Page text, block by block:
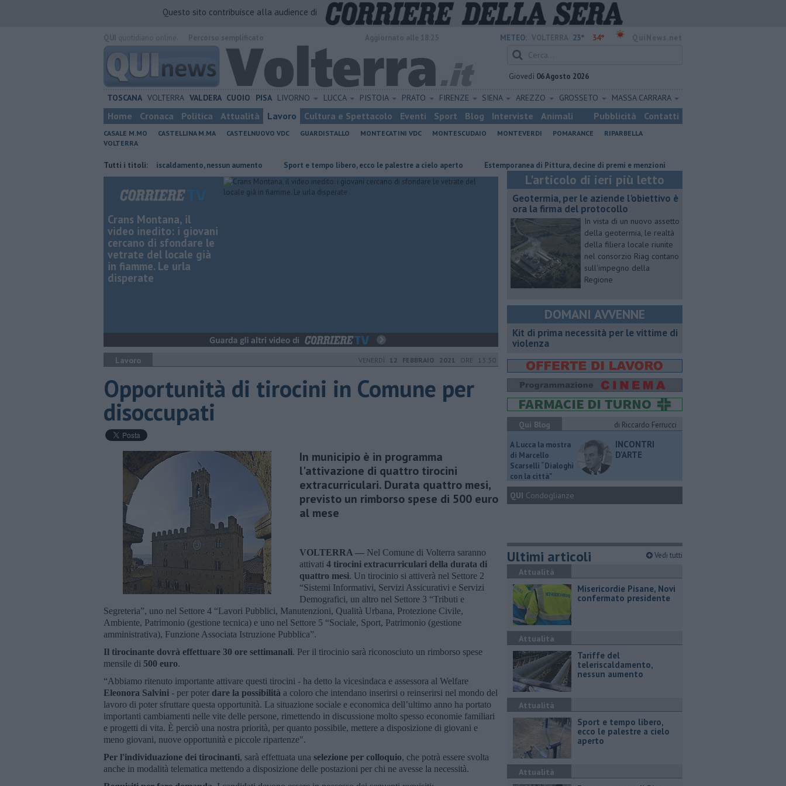
Questo sito contribuisce alla audience di
METEO: 23° 34°
Giovedì 06 Agosto 2026
TOSCANA VOLTERRA VALDERA CUOIO PISA LIVORNO LUCCA PISTOIA PRATO FIRENZE SIENA AREZZO GROSSETO MASSA CARRARA
Home Cronaca Politica Attualità Lavoro Cultura e Spettacolo Eventi Sport Blog Interviste Animali Pubblicità Contatti
CASALE M.MO CASTELLINA M.MA CASTELNUOVO VDC GUARDISTALLO MONTECATINI VDC MONTESCUDAIO MONTEVERDI POMARANCE
RIPARBELLA
VOLTERRA
Tutti i titoli:
Tariffe del teleriscaldamento, nessun aumento Sport e tempo libero, ecco le palestre a cielo aperto Estemporanea di Pittura, decine di premi e menzioni Misericordie Pisane, Novi confermato
Crans Montana, il
video inedito: i giovani
cercano di sfondare le
vetrate del locale già
in fiamme. Le urla
disperate
Lavoro VENERDÌ 12 FEBBRAIO 2021 ORE 13:30
Opportunità di tirocini in Comune per
disoccupati
In municipio è in programma
l'attivazione di quattro tirocini
extracurriculari. Durata quattro mesi,
previsto un rimborso spese di 500 euro
al mese
VOLTERRA — Nel Comune di Volterra saranno
attivati 4 tirocini extracurriculari della durata di
quattro mesi. Un tirocinio si attiverà nel Settore 2
“Sistemi Informativi, Servizi Assicurativi e Servizi
Demografici, un altro nel Settore 3 “Tributi e
Segreteria”, uno nel Settore 4 “Lavori Pubblici, Manutenzioni, Qualità Urbana, Protezione Civile,
Ambiente, Patrimonio (gestione tecnica) e uno nel Settore 5 “Sociale, Sport, Patrimonio (gestione
amministrativa), Funzione Associata Istruzione Pubblica”.
Il tirocinante dovrà effettuare 30 ore settimanali. Per il tirocinio sarà riconosciuto un rimborso spese
mensile di 500 euro.
“Abbiamo ritenuto importante attivare questi tirocini - ha detto la vicesindaca e assessora al Welfare
Eleonora Salvini - per poter dare la possibilità a coloro che intendano inserirsi o reinserirsi nel mondo del
lavoro di poter sfruttare questa opportunità. La situazione sociale e economica dell’ultimo anno ha portato
importanti cambiamenti nelle vite delle persone, rimettendo in discussione molto spesso economie familiari
e progetti di vita. È perciò una nostra priorità, per quanto possibile, mettere a disposizione di giovani e
meno giovani, nuove opportunità e piccole ripartenze".
Per l'individuazione dei tirocinanti, sarà effettuata una selezione per colloquio, che potrà essere svolta
anche in modalità telematica mettendo a disposizione delle postazioni per chi ne avesse la necessità.
L'articolo di ieri più letto
Geotermia, per le aziende l'obiettivo è
ora la firma del protocollo
In vista di un nuovo assetto
della geotermia, le realtà
della filiera locale riunite
nel consorzio Riag contano
sull'impegno della
Regione
DOMANI AVVENNE
Kit di prima necessità per le vittime di
violenza
Qui Blog
di Riccardo Ferrucci
A Lucca la mostra
di Marcello
Scarselli “Dialoghi
con la città"
INCONTRI
D'ARTE
QUI Condoglianze
Ultimi articoli Vedi tutti
Attualità
Misericordie Pisane, Novi
confermato presidente
Attualità
Tariffe del
teleriscaldamento,
nessun aumento
Attualità
Sport e tempo libero,
ecco le palestre a cielo
aperto
Attualità